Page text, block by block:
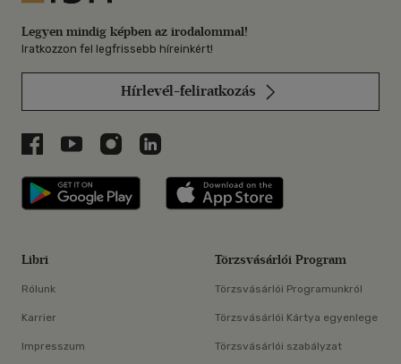
Legyen mindig képben az irodalommal!
Iratkozzon fel legfrissebb híreinkért!
Hírlevél-feliratkozás
Libri a Facebookon
Libri a Youtube-on
Libri az Instagramon
Libri a LinkedInen
Libri applikáció Szerezd meg: Google
Libri
Rólunk
Karrier
Impresszum
Törzsvásárlói Program
Törzsvásárlói Programunkról
Törzsvásárlói Kártya egyenlege
Törzsvásárlói szabályzat